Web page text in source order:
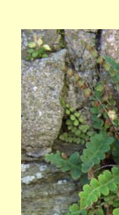
Bild